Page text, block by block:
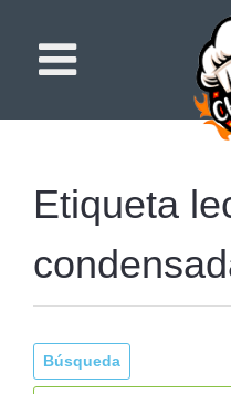
Etiqueta
Búsqueda